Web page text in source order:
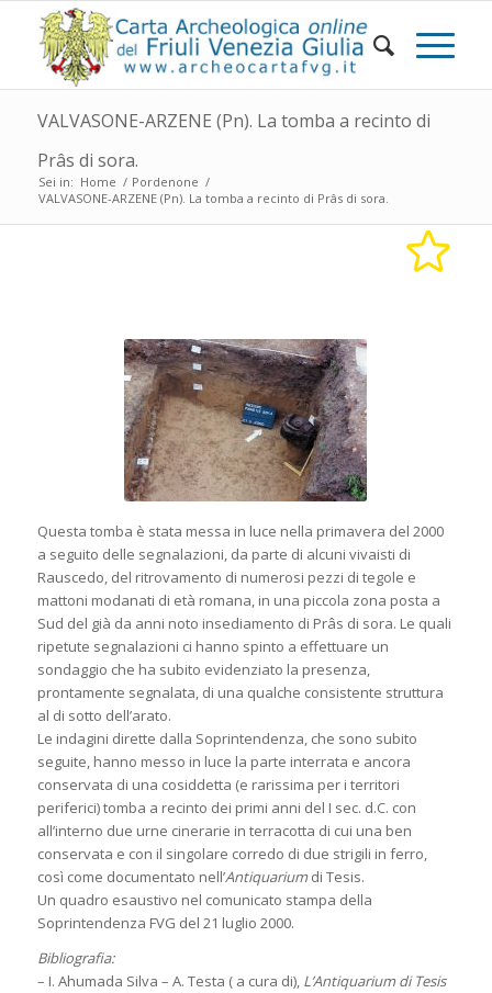
VALVASONE-ARZENE (Pn). La tomba a recinto di
Prâs di sora.
Sei in: Home / Pordenone /
VALVASONE-ARZENE (Pn). La tomba a recinto di Prâs di sora.
Questa tomba è stata messa in luce nella primavera del 2000
a seguito delle segnalazioni, da parte di alcuni vivaisti di
Rauscedo, del ritrovamento di numerosi pezzi di tegole e
mattoni modanati di età romana, in una piccola zona posta a
Sud del già da anni noto insediamento di Prâs di sora. Le quali
ripetute segnalazioni ci hanno spinto a effettuare un
sondaggio che ha subito evidenziato la presenza,
prontamente segnalata, di una qualche consistente struttura
al di sotto dell’arato.
Le indagini dirette dalla Soprintendenza, che sono subito
seguite, hanno messo in luce la parte interrata e ancora
conservata di una cosiddetta (e rarissima per i territori
periferici) tomba a recinto dei primi anni del I sec. d.C. con
all’interno due urne cinerarie in terracotta di cui una ben
conservata e con il singolare corredo di due strigili in ferro,
così come documentato nell’Antiquariumdi Tesis.
Un quadro esaustivo nel comunicato stampa della
Soprintendenza FVG del 21 luglio 2000.
Bibliografia:
– I. Ahumada Silva – A. Testa ( a cura di), L’Antiquarium di Tesis